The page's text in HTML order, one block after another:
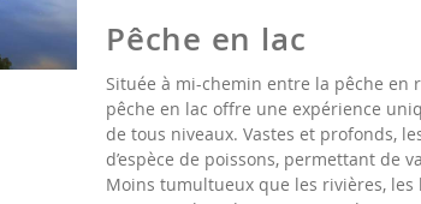
Pêche en lac
Située à mi-chemin entre la pêche en
pêche en lac offre une expérience
de tous niveaux. Vastes et profonds,
d’espèce de poissons, permettant de
Moins tumultueux que les rivières, les